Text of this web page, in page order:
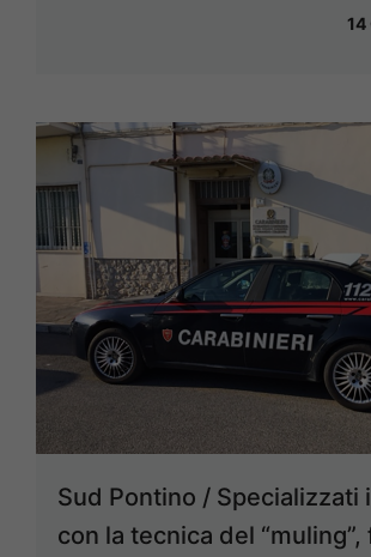
Sud Pontino / Specializzati
con la tecnica del